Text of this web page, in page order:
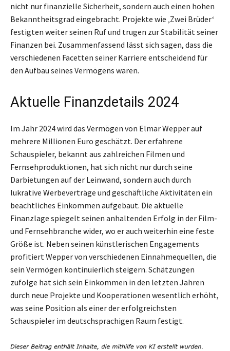
nicht nur finanzielle Sicherheit, sondern auch einen hohen
Bekanntheitsgrad eingebracht. Projekte wie ‚Zwei Brüder‘
festigten weiter seinen Ruf und trugen zur Stabilität seiner
Finanzen bei. Zusammenfassend lässt sich sagen, dass die
verschiedenen Facetten seiner Karriere entscheidend für
den Aufbau seines Vermögens waren.
Aktuelle Finanzdetails 2024
Im Jahr 2024 wird das Vermögen von Elmar Wepper auf
mehrere Millionen Euro geschätzt. Der erfahrene
Schauspieler, bekannt aus zahlreichen Filmen und
Fernsehproduktionen, hat sich nicht nur durch seine
Darbietungen auf der Leinwand, sondern auch durch
lukrative Werbeverträge und geschäftliche Aktivitäten ein
beachtliches Einkommen aufgebaut. Die aktuelle
Finanzlage spiegelt seinen anhaltenden Erfolg in der Film-
und Fernsehbranche wider, wo er auch weiterhin eine feste
Größe ist. Neben seinen künstlerischen Engagements
profitiert Wepper von verschiedenen Einnahmequellen, die
sein Vermögen kontinuierlich steigern. Schätzungen
zufolge hat sich sein Einkommen in den letzten Jahren
durch neue Projekte und Kooperationen wesentlich erhöht,
was seine Position als einer der erfolgreichsten
Schauspieler im deutschsprachigen Raum festigt.